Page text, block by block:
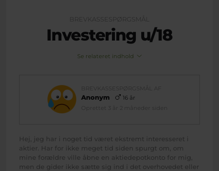
BREVKASSESPØRGSMÅL
Investering u/18
Se relateret indhold
BREVKASSESPØRGSMÅL AF
Anonym
16 år
Oprettet 3 år 2 måneder siden
Hej, jeg har i noget tid været ekstremt interesseret i
aktier. Har for ikke meget tid siden spurgt om, om
mine forældre ville åbne en aktiedepotkonto for mig,
men de gider ikke sætte sig ind i det overhovedet eller